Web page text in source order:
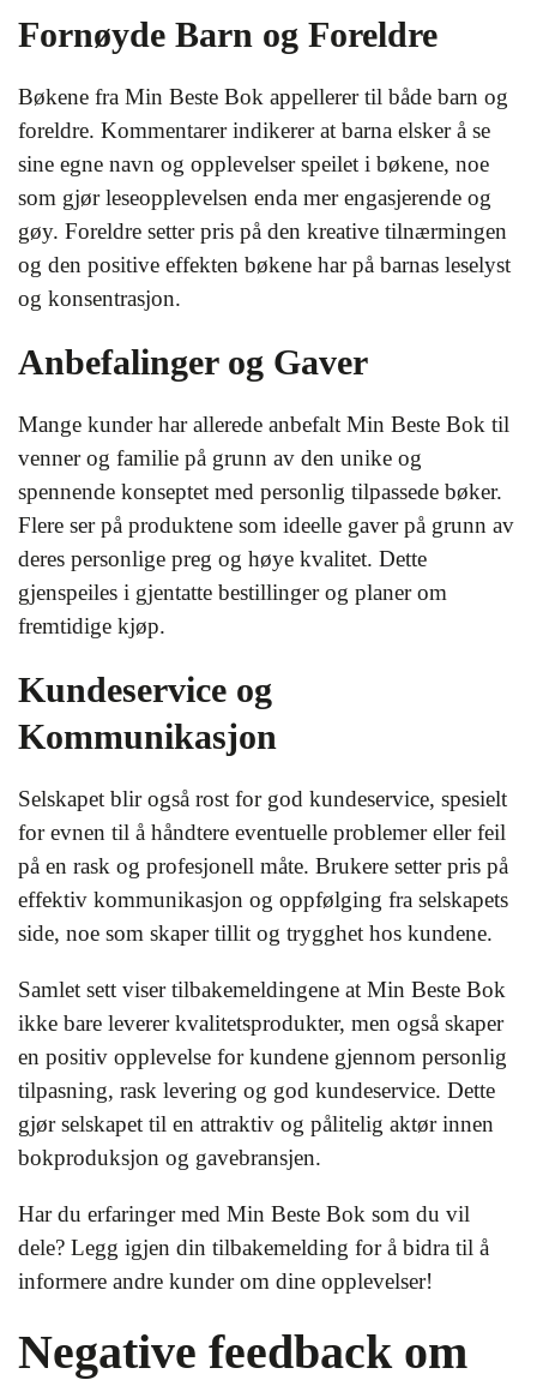
Fornøyde Barn og Foreldre
Bøkene fra Min Beste Bok appellerer til både barn og
foreldre. Kommentarer indikerer at barna elsker å se
sine egne navn og opplevelser speilet i bøkene, noe
som gjør leseopplevelsen enda mer engasjerende og
gøy. Foreldre setter pris på den kreative tilnærmingen
og den positive effekten bøkene har på barnas leselyst
og konsentrasjon.
Anbefalinger og Gaver
Mange kunder har allerede anbefalt Min Beste Bok til
venner og familie på grunn av den unike og
spennende konseptet med personlig tilpassede bøker.
Flere ser på produktene som ideelle gaver på grunn av
deres personlige preg og høye kvalitet. Dette
gjenspeiles i gjentatte bestillinger og planer om
fremtidige kjøp.
Kundeservice og
Kommunikasjon
Selskapet blir også rost for god kundeservice, spesielt
for evnen til å håndtere eventuelle problemer eller feil
på en rask og profesjonell måte. Brukere setter pris på
effektiv kommunikasjon og oppfølging fra selskapets
side, noe som skaper tillit og trygghet hos kundene.
Samlet sett viser tilbakemeldingene at Min Beste Bok
ikke bare leverer kvalitetsprodukter, men også skaper
en positiv opplevelse for kundene gjennom personlig
tilpasning, rask levering og god kundeservice. Dette
gjør selskapet til en attraktiv og pålitelig aktør innen
bokproduksjon og gavebransjen.
Har du erfaringer med Min Beste Bok som du vil
dele? Legg igjen din tilbakemelding for å bidra til å
informere andre kunder om dine opplevelser!
Negative feedback om